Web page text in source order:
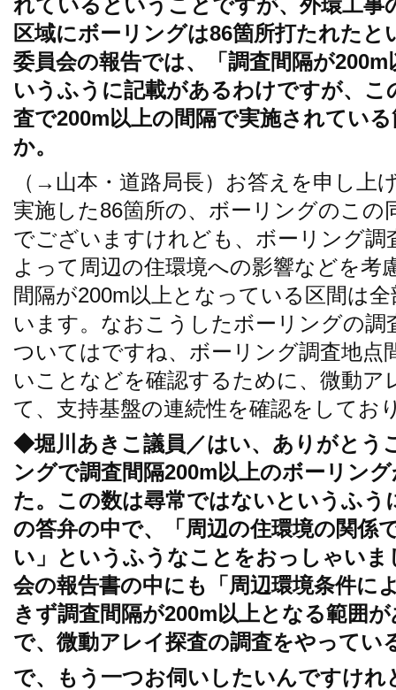
れているということですが、外環工事
区域にボーリングは86箇所打たれた
委員会の報告では、「調査間隔が
いうふうに記載があるわけですが、こ
査で200m以上の間隔で実施されてい
か。
（→山本・道路局長）お答えを申し上
実施した86箇所の、ボーリングのこの
でございますけれども、ボーリング調
よって周辺の住環境への影響などを考
間隔が200m以上となっている区間は
います。なおこうしたボーリングの調
ついてはですね、ボーリング調査地点
いことなどを確認するために、微動ア
て、支持基盤の連続性を確認をしてお
◆堀川あきこ議員／はい、ありがとう
ングで調査間隔200m以上のボーリン
た。この数は尋常ではないというふう
の答弁の中で、「周辺の住環境の関係
い」というふうなことをおっしゃいま
会の報告書の中にも「周辺環境条件に
きず調査間隔が200m以上となる範囲
で、微動アレイ探査の調査をやってい
で、もう一つお伺いしたいんですけれ